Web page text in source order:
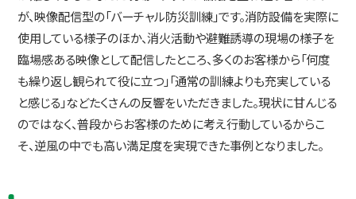
が、映像配信型の「バーチャル防災訓練」です。消防設備を実際に
使用している様子のほか、消火活動や避難誘導の現場の様子を
臨場感ある映像として配信したところ、多くのお客様から「何度
も繰り返し観られて役に立つ」「通常の訓練よりも充実している
と感じる」などたくさんの反響をいただきました。現状に甘んじる
のではなく、普段からお客様のために考え行動しているからこ
そ、逆風の中でも高い満足度を実現できた事例となりました。